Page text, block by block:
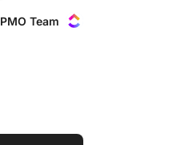
PMO Team